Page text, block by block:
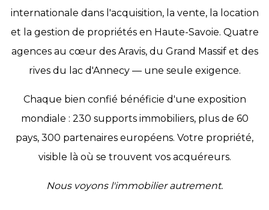
internationale dans l'acquisition, la vente, la location
et la gestion de propriétés en Haute-Savoie. Quatre
agences au cœur des Aravis, du Grand Massif et des
rives du lac d'Annecy — une seule exigence.
Chaque bien confié bénéficie d'une exposition
mondiale : 230 supports immobiliers, plus de 60
pays, 300 partenaires européens. Votre propriété,
visible là où se trouvent vos acquéreurs.
Nous voyons l'immobilier autrement.